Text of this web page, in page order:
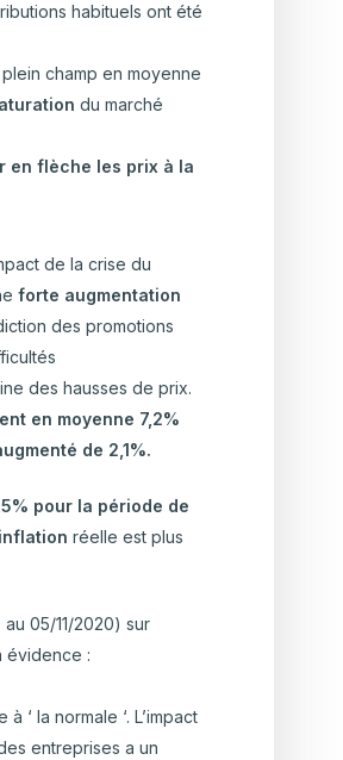
habituels ont été
champ en moyenne
du marché
en flèche les prix à la
de la crise du
forte augmentation
des promotions
des hausses de prix.
en moyenne 7,2%
de 2,1%.
pour la période de
réelle est plus
05/11/2020) sur
évidence :
‘ la normale ‘. L’impact
entreprises a un